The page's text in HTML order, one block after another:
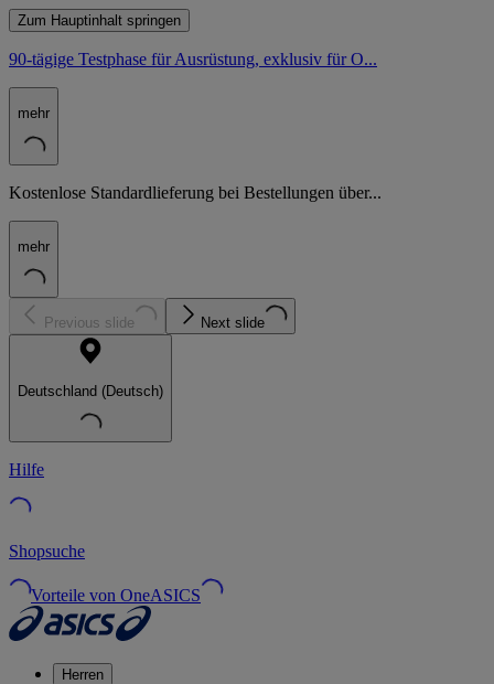
Zum Hauptinhalt springen
90-tägige Testphase für Ausrüstung, exklusiv für O...
mehr
Kostenlose Standardlieferung bei Bestellungen über...
mehr
Previous slide Next slide
Deutschland (Deutsch)
Hilfe
Shopsuche
Vorteile von OneASICS
Herren